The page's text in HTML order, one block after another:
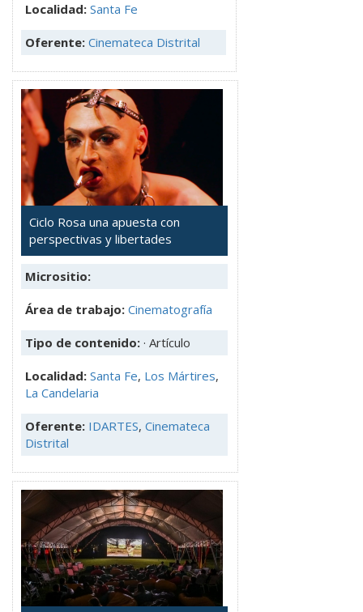
Localidad: Santa Fe
Oferente: Cinemateca Distrital
Ciclo Rosa una apuesta con
perspectivas y libertades
Micrositio:
Área de trabajo: Cinematografía
Tipo de contenido: · Artículo
Localidad: Santa Fe, Los Mártires,
La Candelaria
Oferente: IDARTES, Cinemateca
Distrital